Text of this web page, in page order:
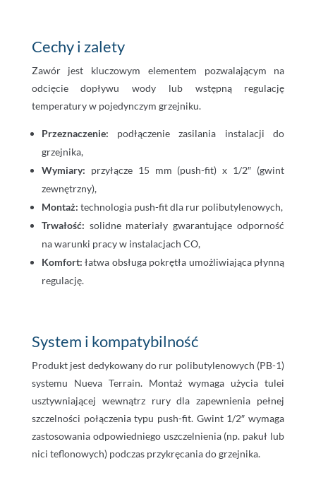
Cechy i zalety
Zawór jest kluczowym elementem pozwalającym na
odcięcie dopływu wody lub wstępną regulację
temperatury w pojedynczym grzejniku.
Przeznaczenie: podłączenie zasilania instalacji do
grzejnika,
Wymiary: przyłącze 15 mm (push-fit) x 1/2″ (gwint
zewnętrzny),
Montaż: technologia push-fit dla rur polibutylenowych,
Trwałość: solidne materiały gwarantujące odporność
na warunki pracy w instalacjach CO,
Komfort: łatwa obsługa pokrętła umożliwiająca płynną
regulację.
System i kompatybilność
Produkt jest dedykowany do rur polibutylenowych (PB-1)
systemu Nueva Terrain. Montaż wymaga użycia tulei
usztywniającej wewnątrz rury dla zapewnienia pełnej
szczelności połączenia typu push-fit. Gwint 1/2″ wymaga
zastosowania odpowiedniego uszczelnienia (np. pakuł lub
nici teflonowych) podczas przykręcania do grzejnika.